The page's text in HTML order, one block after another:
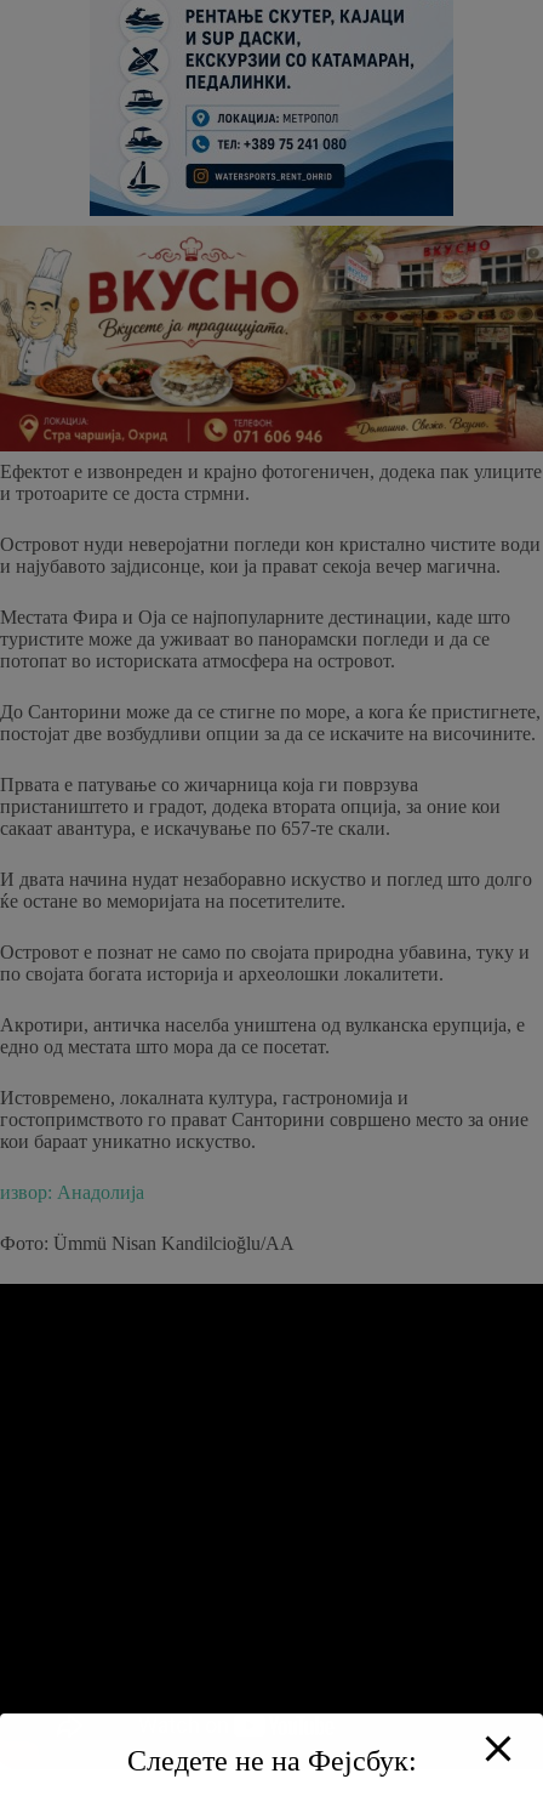
Ефектот е извонреден и крајно фотогеничен, додека пак улиците
и тротоарите се доста стрмни.
Островот нуди неверојатни погледи кон кристално чистите води
и најубавото зајдисонце, кои ја прават секоја вечер магична.
Местата Фира и Оја се најпопуларните дестинации, каде што
туристите може да уживаат во панорамски погледи и да се
потопат во историската атмосфера на островот.
До Санторини може да се стигне по море, а кога ќе пристигнете,
постојат две возбудливи опции за да се искачите на височините.
Првата е патување со жичарница која ги поврзува
пристаништето и градот, додека втората опција, за оние кои
сакаат авантура, е искачување по 657-те скали.
И двата начина нудат незаборавно искуство и поглед што долго
ќе остане во меморијата на посетителите.
Островот е познат не само по својата природна убавина, туку и
по својата богата историја и археолошки локалитети.
Акротири, античка населба уништена од вулканска ерупција, е
едно од местата што мора да се посетат.
Истовремено, локалната култура, гастрономија и
гостопримството го прават Санторини совршено место за оние
кои бараат уникатно искуство.
извор: Анадолија
Фото: Ümmü Nisan Kandilcioğlu/АА
Следете не на Фејсбук: